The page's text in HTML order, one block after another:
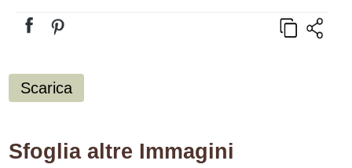
Scarica
Sfoglia altre Immagini